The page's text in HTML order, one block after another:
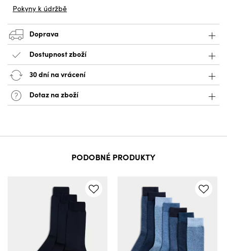
Pokyny k údržbě
Doprava
Dostupnost zboží
30 dní na vrácení
Dotaz na zboží
PODOBNÉ PRODUKTY